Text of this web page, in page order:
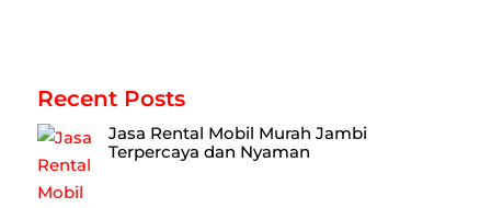
Recent Posts
Jasa Rental Mobil Murah Jambi
Terpercaya dan Nyaman